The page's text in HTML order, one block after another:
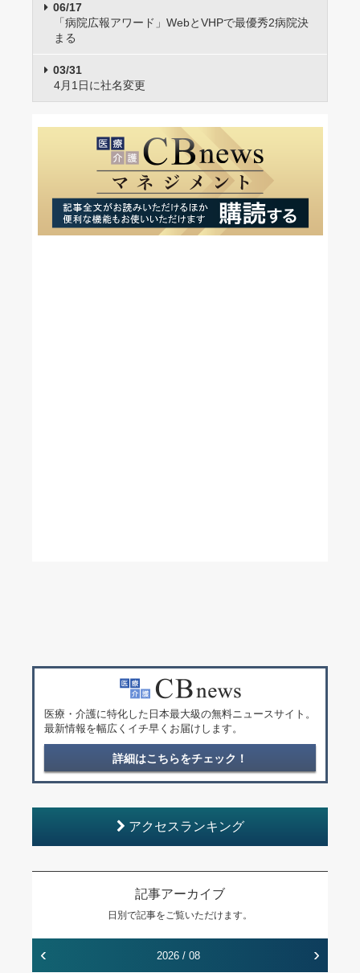
06/17
「病院広報アワード」WebとVHPで最優秀2病院決
まる
03/31
4月1日に社名変更
医療・介護に特化した日本最大級の無料ニュースサイト。
最新情報を幅広くイチ早くお届けします。
詳細はこちらをチェック！
アクセスランキング
記事アーカイブ
日別で記事をご覧いただけます。
‹ 2026 / 08 ›